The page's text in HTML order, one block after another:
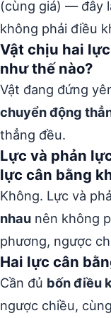
(cùng giá) — đây
không phải điều
Vật chịu hai
như thế nào?
Vật đang đứng
chuyển động
thẳng đều.
Lực và phản
lực cân bằng
Không. Lực và
nhau nên không
phương, ngược
Hai lực cân
Cần đủ bốn điều
ngược chiều,